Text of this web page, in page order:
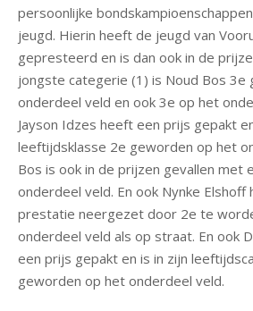
persoonlijke
jeugd. Hierin heeft de jeugd van
gepresteerd en is dan ook in de
jongste categerie (1) is Noud Bos 3e
onderdeel veld en ook 3e op het
Jayson Idzes heeft een prijs gepakt
leeftijdsklasse 2e geworden op het
Bos is ook in de prijzen gevallen met
onderdeel veld. En ook Nynke
prestatie neergezet door 2e te
onderdeel veld als op straat. En ook
een prijs gepakt en is in zijn
geworden op het onderdeel veld.